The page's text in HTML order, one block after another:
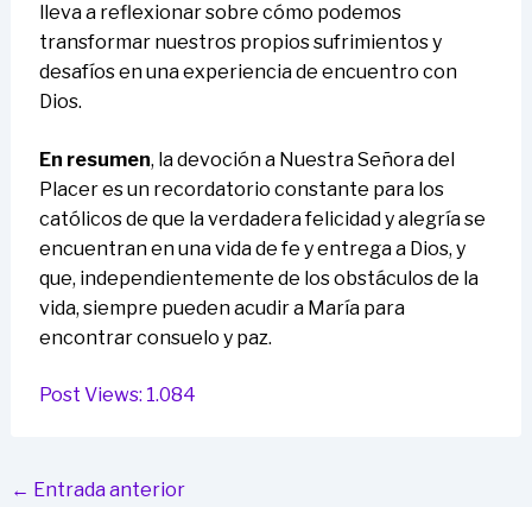
lleva a reflexionar sobre cómo podemos
transformar nuestros propios sufrimientos y
desafíos en una experiencia de encuentro con
Dios.
En resumen, la devoción a Nuestra Señora del
Placer es un recordatorio constante para los
católicos de que la verdadera felicidad y alegría se
encuentran en una vida de fe y entrega a Dios, y
que, independientemente de los obstáculos de la
vida, siempre pueden acudir a María para
encontrar consuelo y paz.
Post Views: 1.084
← Entrada anterior